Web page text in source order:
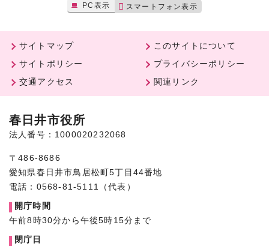
PC表示 スマートフォン表示
サイトマップ
このサイトについて
サイトポリシー
プライバシーポリシー
交通アクセス
関連リンク
春日井市役所
法人番号：1000020232068
〒486-8686
愛知県春日井市鳥居松町5丁目44番地
電話：0568-81-5111（代表）
開庁時間
午前8時30分から午後5時15分まで
閉庁日